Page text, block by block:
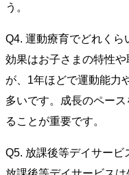
う。
Q4. 運動療育でどれくら
効果はお子さまの特性
が、1年ほどで運動能力
多いです。成長のペー
ることが重要です。
Q5. 放課後等デイサービ